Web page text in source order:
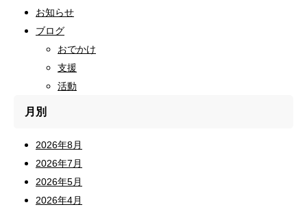
お知らせ
ブログ
おでかけ
支援
活動
月別
2026年8月
2026年7月
2026年5月
2026年4月